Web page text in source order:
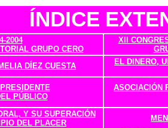
ÍNDICE
2004
GRUPO CERO
XII
DÍEZ CUESTA
EL DINERO,
PÚBLICO
ASOCIACIÓN
Y SU SUPERACIÓN
DEL PLACER